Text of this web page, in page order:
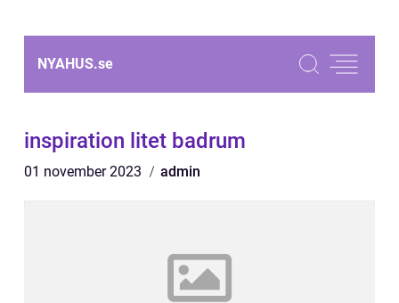
NYAHUS.se
inspiration litet badrum
01 november 2023 admin